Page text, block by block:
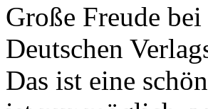
Große Freude
Deutschen
Das ist eine